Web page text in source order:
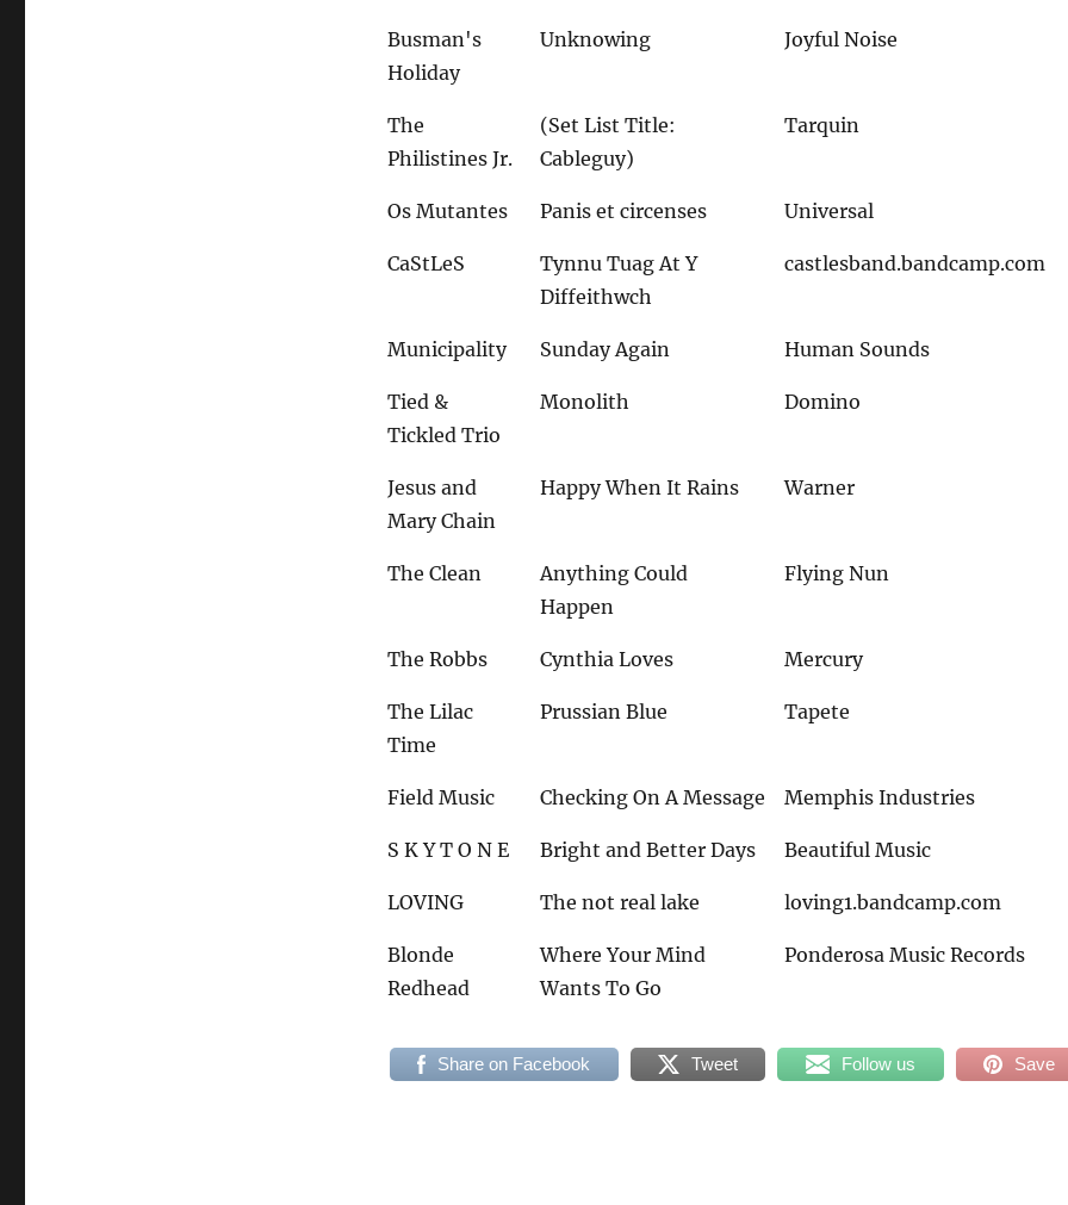
Busman's
Holiday
Unknowing Joyful Noise
The
Philistines Jr.
(Set List Title:
Cableguy)
Tarquin
Os Mutantes Panis et circenses Universal
CaStLeS
Tynnu Tuag At Y
Diffeithwch
castlesband.bandcamp.com
Municipality Sunday Again Human Sounds
Tied &
Tickled Trio
Monolith Domino
Jesus and
Mary Chain
Happy When It Rains Warner
The Clean
Anything Could
Happen
Flying Nun
The Robbs Cynthia Loves Mercury
The Lilac
Time
Prussian Blue Tapete
Field Music Checking On A Message Memphis Industries
S K Y T O N E Bright and Better Days Beautiful Music
LOVING The not real lake loving1.bandcamp.com
Blonde
Redhead
Where Your Mind
Wants To Go
Ponderosa Music Records
Share on Facebook Tweet Follow us Save